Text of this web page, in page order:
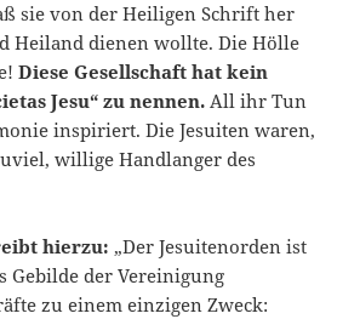
sie von der Heiligen Schrift her
Heiland dienen wollte. Die Hölle
Diese Gesellschaft hat kein
Jesu“ zu nennen. All ihr Tun
inspiriert. Die Jesuiten waren,
willige Handlanger des
hierzu: „Der Jesuitenorden ist
Gebilde der Vereinigung
zu einem einzigen Zweck: